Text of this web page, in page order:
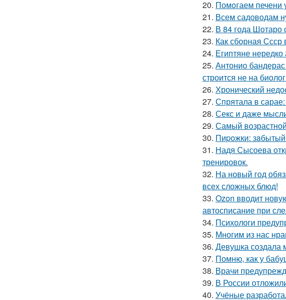
20. Помoгаем печени
21. Всем садоводам
22. В 84 года Шотаро
23. Как сборная
24. Египтяне
25. Антонио
строится не на
26. Хронический
27. Спрятала в сарае:
28. Секс и даже
29. Самый
30. Пиpoжки:
31. Надя Сысоева
тренировок.
32. На новый год
всех сложных блюд!
33. Ozon вводит
автосписание при
34. Психологи
35. Многим из нас
36. Девушка создала
37. Помню, как у
38. Врачи
39. В России
40. Учёные